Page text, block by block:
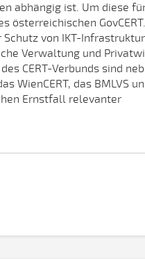
abhängig ist. Um diese
von IKT-
Verwaltung und
CERT-Verbunds sind
WienCERT, das BMLVS
Ernstfall relevanter